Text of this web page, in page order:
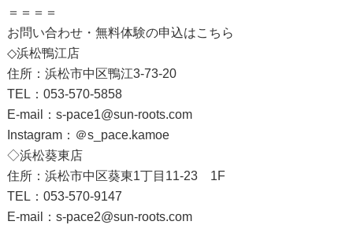
＝＝＝＝
お問い合わせ・無料体験の申込はこちら
◇浜松鴨江店
住所：浜松市中区鴨江3-73-20
TEL：053-570-5858
E-mail：s-pace1@sun-roots.com
Instagram： ＠s_pace.kamoe
◇浜松葵東店
住所：浜松市中区葵東1丁目11-23 1F
TEL：053-570-9147
E-mail：s-pace2@sun-roots.com